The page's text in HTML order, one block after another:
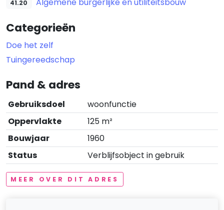
41.20
Categorieën
Doe het zelf
Tuingereedschap
Pand & adres
Gebruiksdoel
woonfunctie
Oppervlakte
125 m²
Bouwjaar
1960
Status
Verblijfsobject in gebruik
MEER OVER DIT ADRES